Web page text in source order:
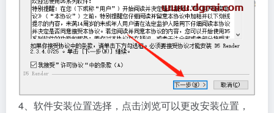
4、软件安装位置选择，点击浏览可以更改安装位置，